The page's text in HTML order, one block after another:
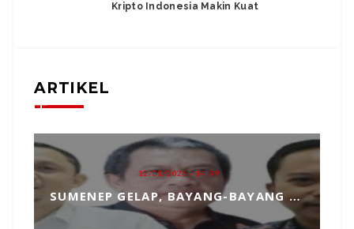
Kripto Indonesia Makin Kuat
ARTIKEL
12/01/2026 - 14:39
SUMENEP GELAP, BAYANG-BAYANG MATAHARI KEMBAR HANTUI PENGANGKATAN SEKDA